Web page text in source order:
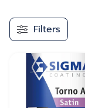
Filters